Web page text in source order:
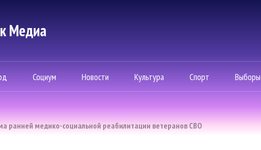
Mедиа
Социум Новости Культура Спорт Выборы
ранней медико-социальной реабилитации ветеранов СВО